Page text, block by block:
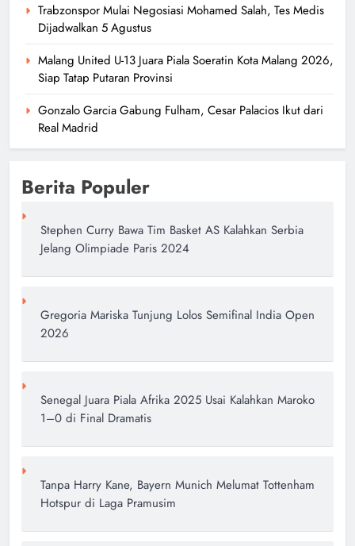
Trabzonspor Mulai Negosiasi Mohamed Salah, Tes Medis
Dijadwalkan 5 Agustus
Malang United U-13 Juara Piala Soeratin Kota Malang 2026,
Siap Tatap Putaran Provinsi
Gonzalo Garcia Gabung Fulham, Cesar Palacios Ikut dari
Real Madrid
Berita Populer
Stephen Curry Bawa Tim Basket AS Kalahkan Serbia
Jelang Olimpiade Paris 2024
Gregoria Mariska Tunjung Lolos Semifinal India Open
2026
Senegal Juara Piala Afrika 2025 Usai Kalahkan Maroko
1–0 di Final Dramatis
Tanpa Harry Kane, Bayern Munich Melumat Tottenham
Hotspur di Laga Pramusim